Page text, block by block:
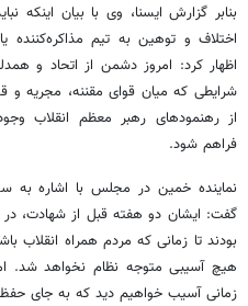
بنابر گزارش ایسنا، وی با بیان
اختلاف و توهین به تیم
اظهار کرد: امروز دشمن از اتحاد و
شرایطی که میان قوای مقننه، مجریه
از رهنمودهای رهبر معظم انقلاب
فراهم شود.
نماینده خمین در مجلس با اشاره
گفت: ایشان دو هفته قبل از شهادت،
بودند تا زمانی که مردم همراه انقلاب
هیچ آسیبی متوجه نظام نخواهد شد.
زمانی آسیب خواهیم دید که به جای